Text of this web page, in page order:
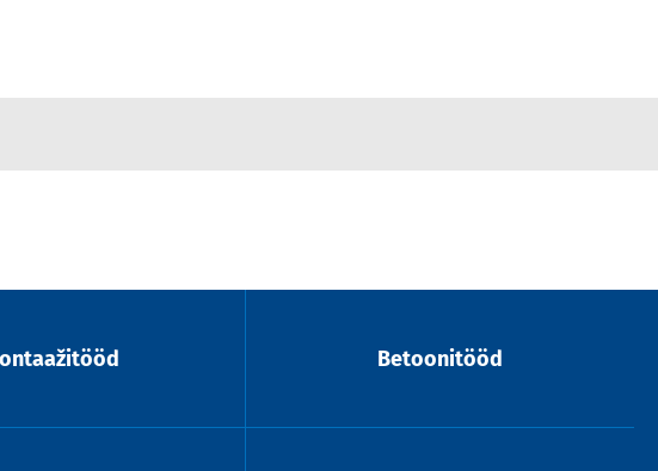
Betoonitööd